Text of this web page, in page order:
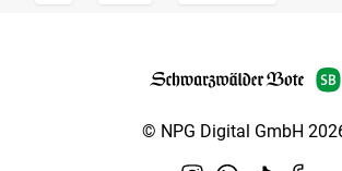
© NPG Digital GmbH